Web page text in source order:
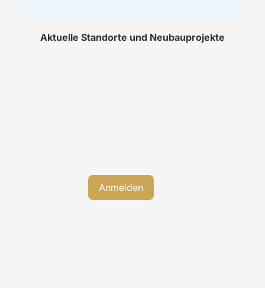
Aktuelle Standorte und Neubauprojekte